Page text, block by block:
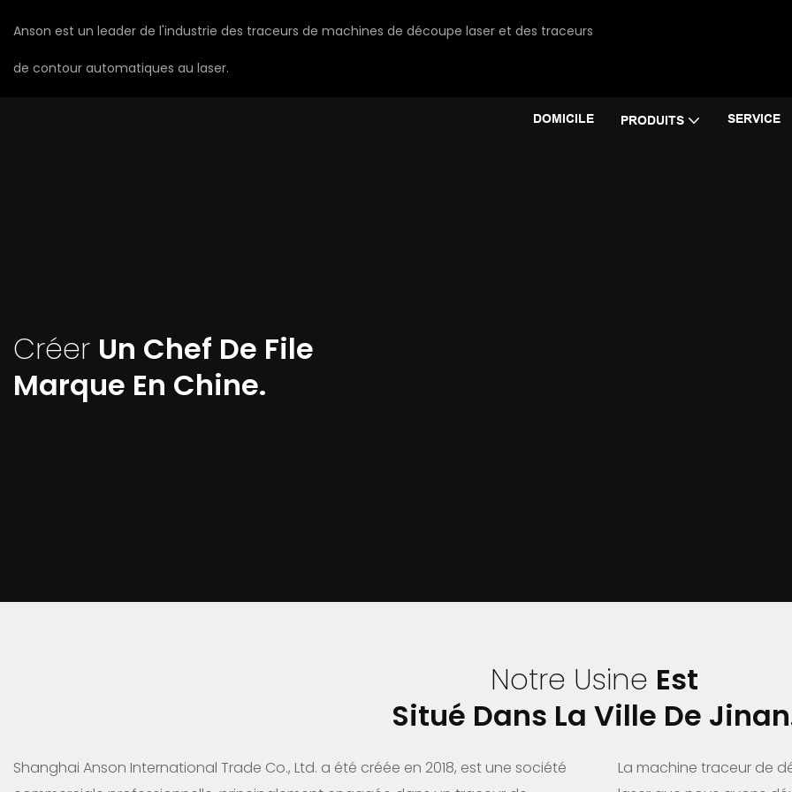
Anson est un leader de l'industrie des traceurs de machines de découpe laser et des traceurs
de contour automatiques au laser.
DOMICILE PRODUITS SERVICE
Créer Un Chef De File
Marque En Chine.
Notre Usine Est
Situé Dans La Ville De
Shanghai Anson International Trade Co., Ltd. a été créée en 2018, est une société
La machine traceur de